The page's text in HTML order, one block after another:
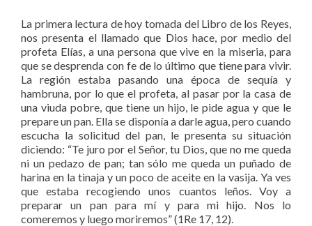
La primera lectura de hoy tomada del Libro de los Reyes,
nos presenta el llamado que Dios hace, por medio del
profeta Elías, a una persona que vive en la miseria, para
que se desprenda con fe de lo último que tiene para vivir.
La región estaba pasando una época de sequía y
hambruna, por lo que el profeta, al pasar por la casa de
una viuda pobre, que tiene un hijo, le pide agua y que le
prepare un pan. Ella se disponía a darle agua, pero cuando
escucha la solicitud del pan, le presenta su situación
diciendo: “Te juro por el Señor, tu Dios, que no me queda
ni un pedazo de pan; tan sólo me queda un puñado de
harina en la tinaja y un poco de aceite en la vasija. Ya ves
que estaba recogiendo unos cuantos leños. Voy a
preparar un pan para mí y para mi hijo. Nos lo
comeremos y luego moriremos” (1Re 17, 12).